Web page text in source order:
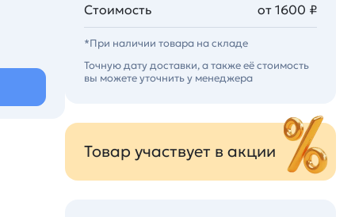
Стоимость
от 1600 ₽
*При наличии товара на складе
Точную дату доставки, а также её стоимость
вы можете уточнить у менеджера
Товар участвует в акции